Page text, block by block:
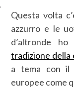
Questa volta
azzurro e le
d’altronde
tradizione della
a tema con il
europee come